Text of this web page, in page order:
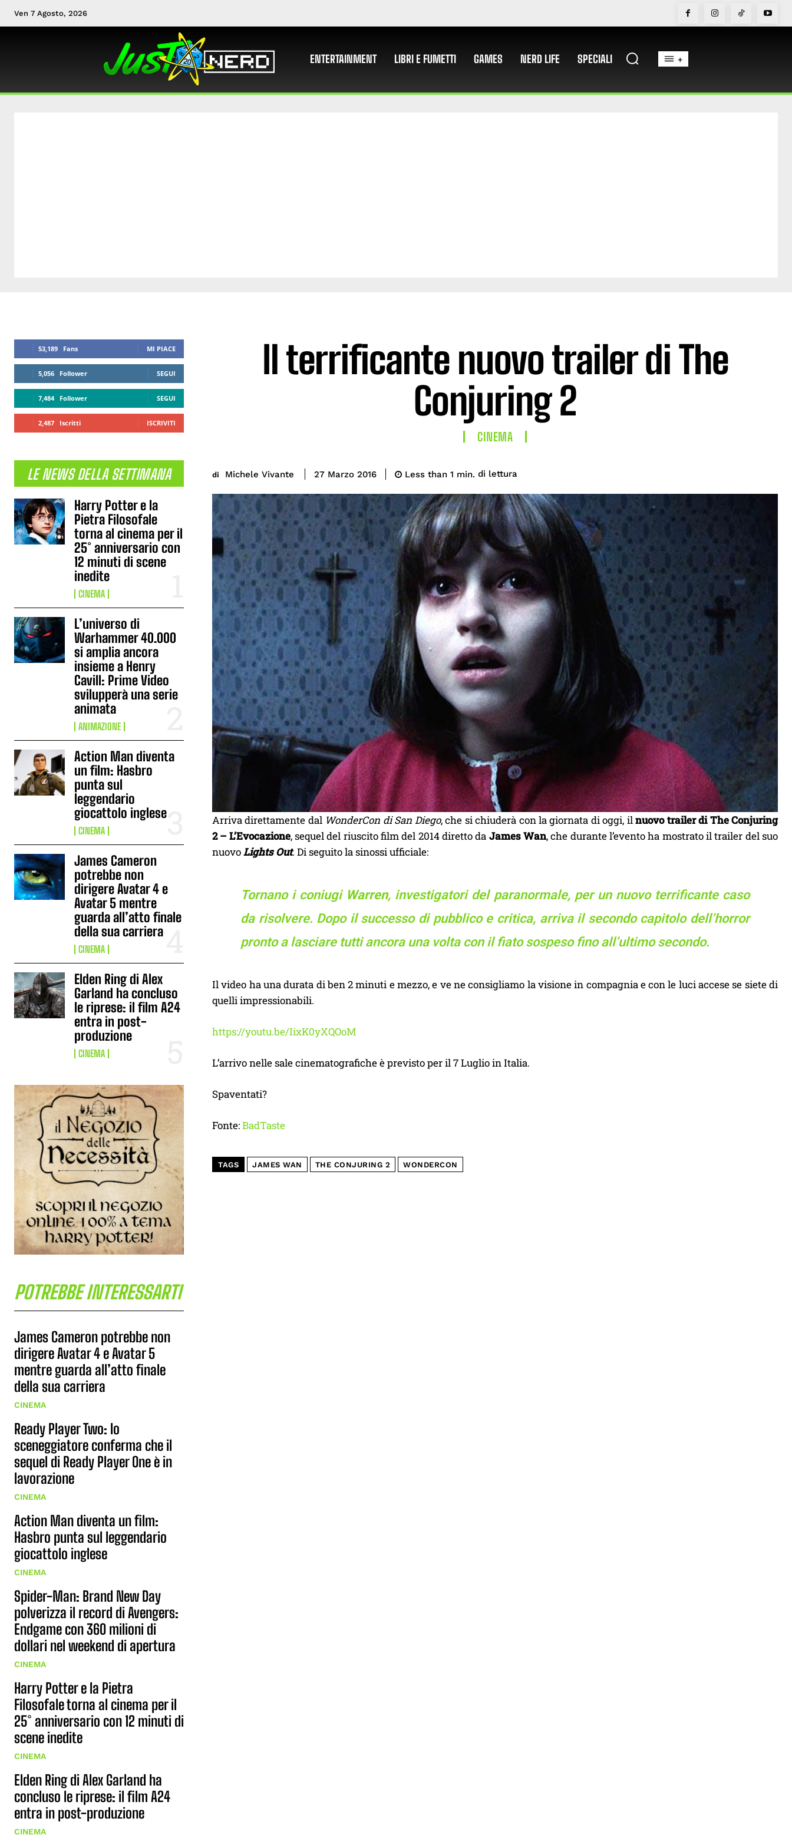
Ven 7 Agosto, 2026
ENTERTAINMENT LIBRI E FUMETTI GAMES NERD LIFE SPECIALI +
53,189 Fans MI PIACE
5,056 Follower SEGUI
7,484 Follower SEGUI
2,487 Iscritti ISCRIVITI
LE NEWS DELLA SETTIMANA
Harry Potter e la
Pietra Filosofale
torna al cinema per il
25° anniversario con
12 minuti di scene
inedite
CINEMA
L’universo di
Warhammer 40.000
si amplia ancora
insieme a Henry
Cavill: Prime Video
svilupperà una serie
animata
ANIMAZIONE
Action Man diventa
un film: Hasbro
punta sul
leggendario
giocattolo inglese
CINEMA
James Cameron
potrebbe non
dirigere Avatar 4 e
Avatar 5 mentre
guarda all’atto finale
della sua carriera
CINEMA
Elden Ring di Alex
Garland ha concluso
le riprese: il film A24
entra in post-
produzione
CINEMA
POTREBBE INTERESSARTI
James Cameron potrebbe non
dirigere Avatar 4 e Avatar 5
mentre guarda all’atto finale
della sua carriera
CINEMA
Ready Player Two: lo
sceneggiatore conferma che il
sequel di Ready Player One è in
lavorazione
CINEMA
Action Man diventa un film:
Hasbro punta sul leggendario
giocattolo inglese
CINEMA
Spider-Man: Brand New Day
polverizza il record di Avengers:
Endgame con 360 milioni di
dollari nel weekend di apertura
CINEMA
Harry Potter e la Pietra
Filosofale torna al cinema per il
25° anniversario con 12 minuti di
scene inedite
CINEMA
Elden Ring di Alex Garland ha
concluso le riprese: il film A24
entra in post-produzione
CINEMA
Il terrificante nuovo trailer di The
Conjuring 2
CINEMA
di Michele Vivante 27 Marzo 2016 Less than 1 min. di lettura
Arriva direttamente dal WonderCon di San Diego, che si chiuderà con la giornata di oggi, ilnuovo trailer di The Conjuring
2 – L’Evocazione, sequel del riuscito film del 2014 diretto da James Wan, che durante l’evento ha mostrato il trailer del suo
nuovoLights Out. Di seguito la sinossi ufficiale:
Tornano i coniugi Warren, investigatori del paranormale, per un nuovo terrificante caso
da risolvere. Dopo il successo di pubblico e critica, arriva il secondo capitolo dell’horror
pronto a lasciare tutti ancora una volta con il fiato sospeso fino all’ultimo secondo.
Il video ha una durata di ben 2 minuti e mezzo, e ve ne consigliamo la visione in compagnia e con le luci accese se siete di
quelli impressionabili.
https://youtu.be/IixK0yXQOoM
L’arrivo nelle sale cinematografiche è previsto per il 7 Luglio in Italia.
Spaventati?
Fonte:BadTaste
TAGS JAMES WAN THE CONJURING 2 WONDERCON